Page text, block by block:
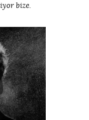
bize.